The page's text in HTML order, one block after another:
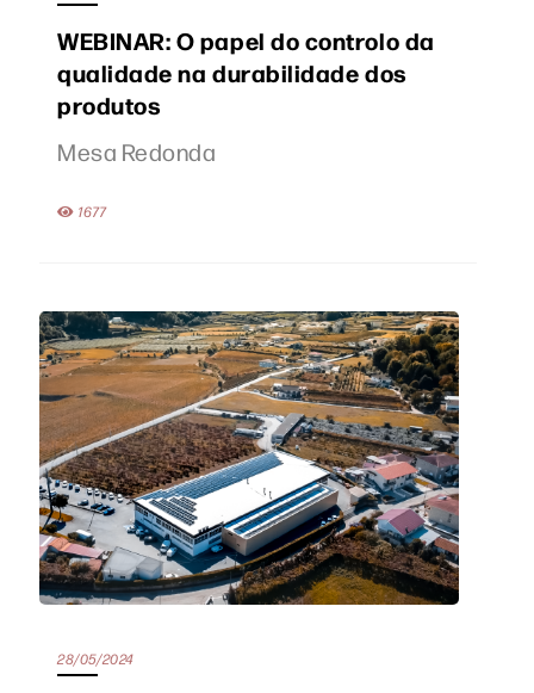
WEBINAR: O papel do controlo da
qualidade na durabilidade dos
produtos
Mesa Redonda
1677
28/05/2024